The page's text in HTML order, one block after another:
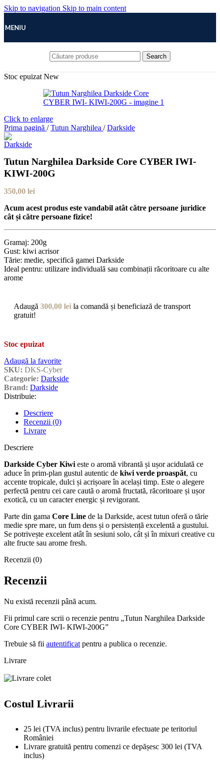
Skip to navigation Skip to main content
MENIU
Search
Stoc epuizat New
Click to enlarge
Prima pagină / Tutun Narghilea / Darkside
Tutun Narghilea Darkside Core CYBER IWI-
KIWI-200G
350,00 lei
Acum acest produs este vandabil atât către persoane juridice
cât și către persoane fizice!
Gramaj: 200g
Gust: kiwi acrisor
Tărie: medie, specifică gamei Darkside
Ideal pentru: utilizare individuală sau combinații răcoritoare cu alte
arome
Adaugă 300,00 lei la comandă și beneficiază de transport
gratuit!
Stoc epuizat
Adaugă la favorite
SKU: DKS-Cyber
Categorie: Darkside
Brand: Darkside
Distribuie:
Descriere
Recenzii (0)
Livrare
Descriere
Darkside Cyber Kiwi este o aromă vibrantă și ușor acidulată ce
aduce în prim-plan gustul autentic de kiwi verde proaspăt, cu
accente tropicale, dulci și acrișoare în același timp. Este o alegere
perfectă pentru cei care caută o aromă fructată, răcoritoare și ușor
exotică, cu un caracter energic și revigorant.
Parte din gama Core Line de la Darkside, acest tutun oferă o tărie
medie spre mare, un fum dens și o persistență excelentă a gustului.
Se potrivește excelent atât în sesiuni solo, cât și în mixuri creative cu
alte fructe sau arome fresh.
Recenzii (0)
Recenzii
Nu există recenzii până acum.
Fii primul care scrii o recenzie pentru „Tutun Narghilea Darkside
Core CYBER IWI- KIWI-200G”
Trebuie să fii autentificat pentru a publica o recenzie.
Livrare
Costul Livrarii
25 lei (TVA inclus) pentru livrarile efectuate pe teritoriul
României
Livrare gratuită pentru comenzi ce depășesc 300 lei (TVA
inclus)